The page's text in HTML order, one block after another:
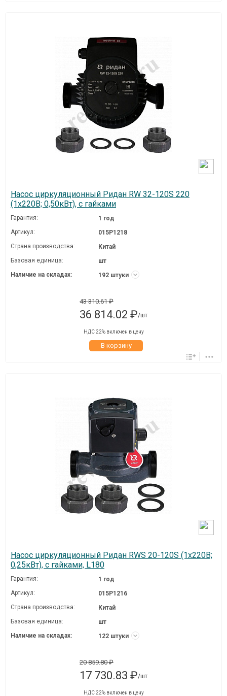
Насос циркуляционный Ридан RW 32-120S 220
(1х220В; 0,50кВт), с гайками
Гарантия:
1 год
Артикул:
015P1218
Страна производства:
Китай
Базовая единица:
шт
Наличие на складах:
192 штуки
43 310.61 ₽
36 814.02 ₽/шт
НДС 22% включен в цену
В корзину
Насос циркуляционный Ридан RWS 20-120S (1х220В;
0,25кВт), с гайками, L180
Гарантия:
1 год
Артикул:
015P1216
Страна производства:
Китай
Базовая единица:
шт
Наличие на складах:
122 штуки
20 859.80 ₽
17 730.83 ₽/шт
НДС 22% включен в цену